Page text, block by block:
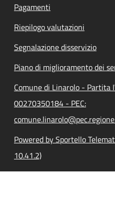
Pagamenti
Riepilogo valutazioni
Segnalazione disservizio
Piano di miglioramento dei
Comune di Linarolo - Partita
00270350184 - PEC:
Powered by Sportello
10.41.2)